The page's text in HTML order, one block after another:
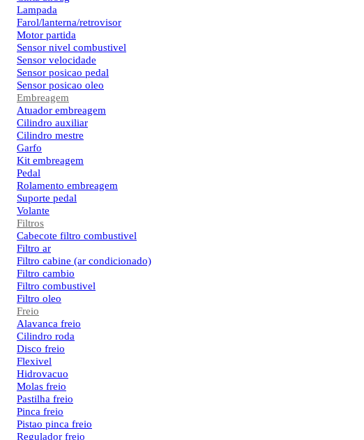
Lampada
Farol/lanterna/retrovisor
Motor partida
Sensor nivel combustivel
Sensor velocidade
Sensor posicao pedal
Sensor posicao oleo
Embreagem
Atuador embreagem
Cilindro auxiliar
Cilindro mestre
Garfo
Kit embreagem
Pedal
Rolamento embreagem
Suporte pedal
Volante
Filtros
Cabecote filtro combustivel
Filtro ar
Filtro cabine (ar condicionado)
Filtro cambio
Filtro combustivel
Filtro oleo
Freio
Alavanca freio
Cilindro roda
Disco freio
Flexivel
Hidrovacuo
Molas freio
Pastilha freio
Pinca freio
Pistao pinca freio
Regulador freio